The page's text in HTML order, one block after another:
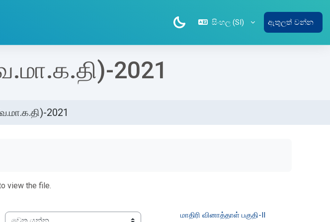
සිංහල ‎(SI)‎ ඇතුලත් වන්න
2021
2021
view the file.
மாதிரி வினாத்தாள் பகுதி-II